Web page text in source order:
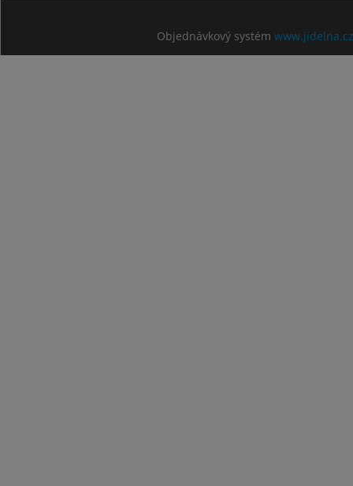
Objednávkový systém www.jidelna.cz